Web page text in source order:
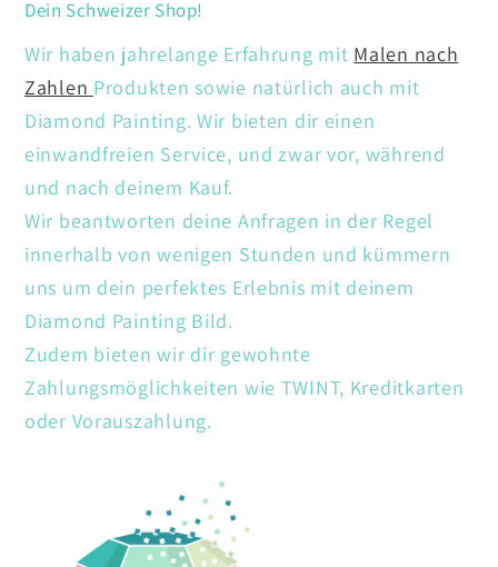
Dein Schweizer Shop!
Wir haben jahrelange Erfahrung mit Malen nach
Zahlen Produkten sowie natürlich auch mit
Diamond Painting. Wir bieten dir einen
einwandfreien Service, und zwar vor, während
und nach deinem Kauf.
Wir beantworten deine Anfragen in der Regel
innerhalb von wenigen Stunden und kümmern
uns um dein perfektes Erlebnis mit deinem
Diamond Painting Bild.
Zudem bieten wir dir gewohnte
Zahlungsmöglichkeiten wie TWINT, Kreditkarten
oder Vorauszahlung.